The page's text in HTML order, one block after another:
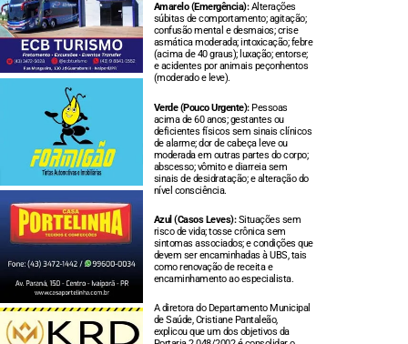
Amarelo (Emergência):Alterações
súbitas de comportamento; agitação;
confusão mental e desmaios; crise
asmática moderada; intoxicação; febre
(acima de 40 graus); luxação; entorse;
e acidentes por animais peçonhentos
(moderado e leve).
Verde (Pouco Urgente):Pessoas
acima de 60 anos; gestantes ou
deficientes físicos sem sinais clínicos
de alarme; dor de cabeça leve ou
moderada em outras partes do corpo;
abscesso; vômito e diarreia sem
sinais de desidratação; e alteração do
nível consciência.
Azul (Casos Leves):Situações sem
risco de vida; tosse crônica sem
sintomas associados; e condições que
devem ser encaminhadas à UBS, tais
como renovação de receita e
encaminhamento ao especialista.
A diretora do Departamento Municipal
de Saúde, Cristiane Pantaleão,
explicou que um dos objetivos da